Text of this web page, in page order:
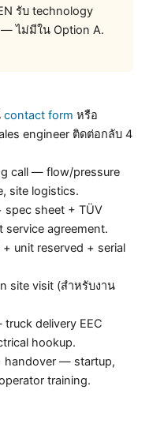
รับ technology
ไม่มีใน Option A.
contact form หรือ
engineer ติดต่อกลับ 4
call — flow/pressure
site logistics.
sheet + TÜV
agreement.
unit reserved + serial
site visit (สำหรับงาน
delivery EEC
hookup.
— startup,
training.